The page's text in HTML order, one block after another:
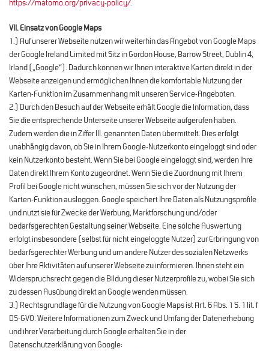
https://matomo.org/privacy-policy/.
VII. Einsatz von Google Maps
1.) Auf unserer Webseite nutzen wir weiterhin das Angebot von Google Maps
der Google Ireland Limited mit Sitz in Gordon House, Barrow Street, Dublin 4,
Irland („Google“). Dadurch können wir Ihnen interaktive Karten direkt in der
Webseite anzeigen und ermöglichen Ihnen die komfortable Nutzung der
Karten-Funktion im Zusammenhang mit unseren Service-Angeboten.
2.) Durch den Besuch auf der Webseite erhält Google die Information, dass
Sie die entsprechende Unterseite unserer Webseite aufgerufen haben.
Zudem werden die in Ziffer III. genannten Daten übermittelt. Dies erfolgt
unabhängig davon, ob Sie in Ihrem Google-Nutzerkonto eingeloggt sind oder
kein Nutzerkonto besteht. Wenn Sie bei Google eingeloggt sind, werden Ihre
Daten direkt Ihrem Konto zugeordnet. Wenn Sie die Zuordnung mit Ihrem
Profil bei Google nicht wünschen, müssen Sie sich vor der Nutzung der
Karten-Funktion ausloggen. Google speichert Ihre Daten als Nutzungsprofile
und nutzt sie für Zwecke der Werbung, Marktforschung und/oder
bedarfsgerechten Gestaltung seiner Webseite. Eine solche Auswertung
erfolgt insbesondere (selbst für nicht eingeloggte Nutzer) zur Erbringung von
bedarfsgerechter Werbung und um andere Nutzer des sozialen Netzwerks
über Ihre Aktivitäten auf unserer Webseite zu informieren. Ihnen steht ein
Widerspruchsrecht gegen die Bildung dieser Nutzerprofile zu, wobei Sie sich
zu dessen Ausübung direkt an Google wenden müssen.
3.) Rechtsgrundlage für die Nutzung von Google Maps ist Art. 6 Abs. 1 S. 1 lit. f
DS-GVO. Weitere Informationen zum Zweck und Umfang der Datenerhebung
und ihrer Verarbeitung durch Google erhalten Sie in der
Datenschutzerklärung von Google: